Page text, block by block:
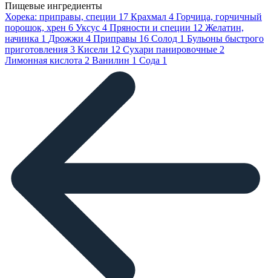
Пищевые ингредиенты
Хорека: приправы, специи 17 Крахмал 4 Горчица, горчичный
порошок, хрен 6 Уксус 4 Пряности и специи 12 Желатин,
начинка 1 Дрожжи 4 Приправы 16 Солод 1 Бульоны быстрого
приготовления 3 Кисели 12 Сухари панировочные 2
Лимонная кислота 2 Ванилин 1 Сода 1